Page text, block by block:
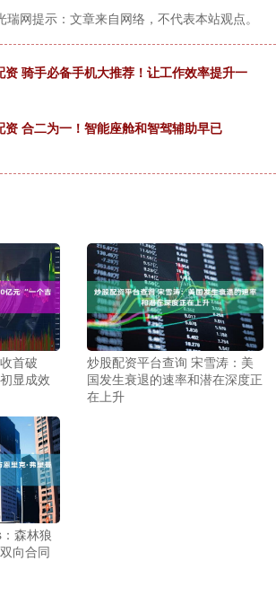
瑞网提示：文章来自网络，不代表本站观点。
资 骑手必备手机大推荐！让工作效率提升一
资 合二为一！智能座舱和智驾辅助早已
首破
显成效
炒股配资平台查询 宋雪涛：美
国发生衰退的速率和潜在深度正
在上升
森林狼
向合同